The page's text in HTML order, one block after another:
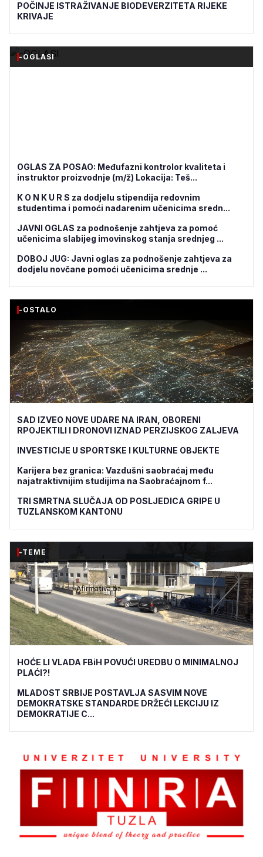
POČINJE ISTRAŽIVANJE BIODEVERZITETA RIJEKE
KRIVAJE
-OGLASI
OGLAS ZA POSAO: Međufazni kontrolor kvaliteta i
instruktor proizvodnje (m/ž) Lokacija: Teš...
K O N K U R S za dodjelu stipendija redovnim
studentima i pomoći nadarenim učenicima sredn...
JAVNI OGLAS za podnošenje zahtjeva za pomoć
učenicima slabijeg imovinskog stanja srednjeg ...
DOBOJ JUG: Javni oglas za podnošenje zahtjeva za
dodjelu novčane pomoći učenicima srednje ...
-OSTALO
SAD IZVEO NOVE UDARE NA IRAN, OBORENI
RPOJEKTILI I DRONOVI IZNAD PERZIJSKOG ZALJEVA
INVESTICIJE U SPORTSKE I KULTURNE OBJEKTE
Karijera bez granica: Vazdušni saobraćaj među
najatraktivnijim studijima na Saobraćajnom f...
TRI SMRTNA SLUČAJA OD POSLJEDICA GRIPE U
TUZLANSKOM KANTONU
-TEME
HOĆE LI VLADA FBiH POVUĆI UREDBU O MINIMALNOJ
PLAĆI?!
MLADOST SRBIJE POSTAVLJA SASVIM NOVE
DEMOKRATSKE STANDARDE DRŽEĆI LEKCIJU IZ
DEMOKRATIJE C...